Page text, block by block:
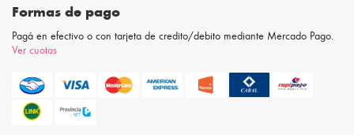
Formas de pago
Pagá en efectivo o con tarjeta de credito/debito mediante Mercado Pago.
Ver cuotas